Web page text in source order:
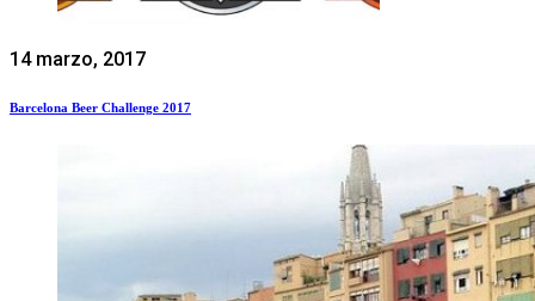
14 marzo, 2017
Barcelona Beer Challenge 2017